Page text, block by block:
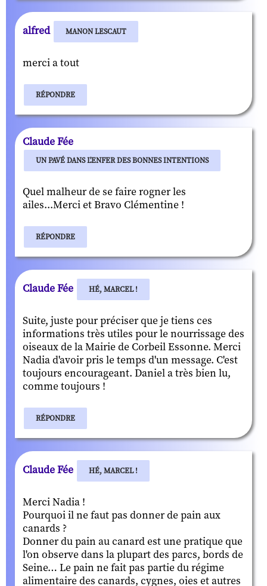
alfred MANON LESCAUT
merci a tout
RÉPONDRE
Claude Fée
UN PAVÉ DANS L'ENFER DES BONNES INTENTIONS
Quel malheur de se faire rogner les
ailes...Merci et Bravo Clémentine !
RÉPONDRE
Claude Fée HÉ, MARCEL !
Suite, juste pour préciser que je tiens ces
informations très utiles pour le nourrissage des
oiseaux de la Mairie de Corbeil Essonne. Merci
Nadia d'avoir pris le temps d'un message. C'est
toujours encourageant. Daniel a très bien lu,
comme toujours !
RÉPONDRE
Claude Fée HÉ, MARCEL !
Merci Nadia !
Pourquoi il ne faut pas donner de pain aux
canards ?
Donner du pain au canard est une pratique que
l'on observe dans la plupart des parcs, bords de
Seine… Le pain ne fait pas partie du régime
alimentaire des canards, cygnes, oies et autres